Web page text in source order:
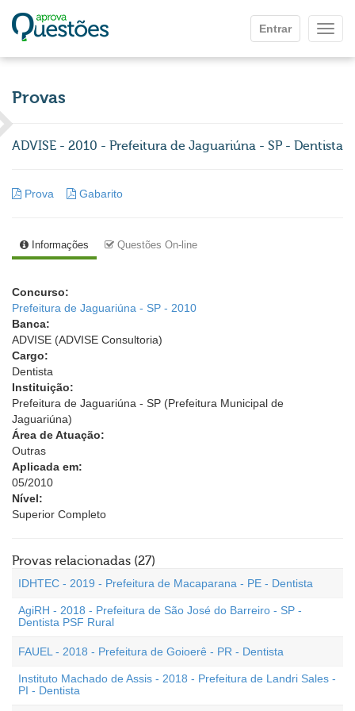
Entrar
Provas
ADVISE - 2010 - Prefeitura de Jaguariúna - SP - Dentista
Prova Gabarito
Informações Questões On-line
Concurso:
Prefeitura de Jaguariúna - SP - 2010
Banca:
ADVISE (ADVISE Consultoria)
Cargo:
Dentista
Instituição:
Prefeitura de Jaguariúna - SP (Prefeitura Municipal de
Jaguariúna)
Área de Atuação:
Outras
Aplicada em:
05/2010
Nível:
Superior Completo
Provas relacionadas (27)
IDHTEC - 2019 - Prefeitura de Macaparana - PE - Dentista
AgiRH - 2018 - Prefeitura de São José do Barreiro - SP -
Dentista PSF Rural
FAUEL - 2018 - Prefeitura de Goioerê - PR - Dentista
Instituto Machado de Assis - 2018 - Prefeitura de Landri Sales -
PI - Dentista